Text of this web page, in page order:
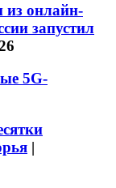
онлайн-
запустил
5G-
|